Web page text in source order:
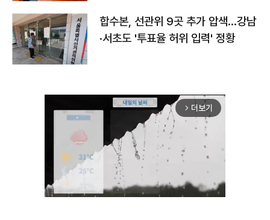
합수본, 선관위 9곳 추가 압색…강남
·서초도 '투표율 허위 입력' 정황
arrow_forward_ios 더보기